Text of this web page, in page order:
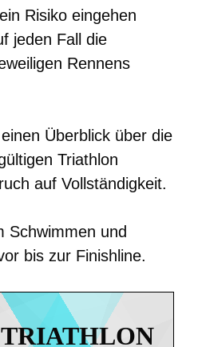
Risiko eingehen
jeden Fall die
Rennens
Überblick über die
Triathlon
auf Vollständigkeit.
Schwimmen und
bis zur Finishline.